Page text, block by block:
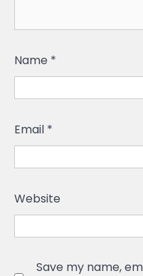
Name *
Email *
Website
Save my name,